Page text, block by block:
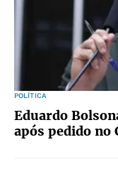
POLÍTICA
Eduardo
após pedido no